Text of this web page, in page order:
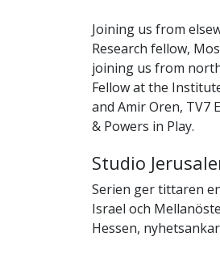
Joining us from
Research fellow,
joining us from
Fellow at the
and Amir Oren, TV7
& Powers in Play.
Studio
Serien ger tittaren
Israel och
Hessen,